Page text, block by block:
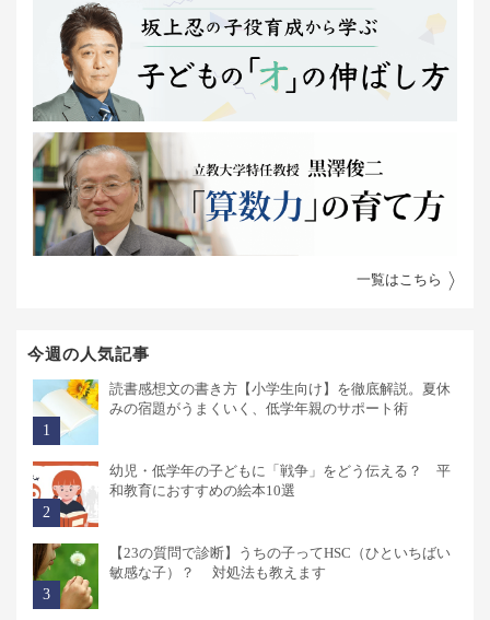
一覧はこちら
今週の人気記事
読書感想文の書き方【小学生向け】を徹底解説。夏休
みの宿題がうまくいく、低学年親のサポート術
幼児・低学年の子どもに「戦争」をどう伝える？ 平
和教育におすすめの絵本10選
【23の質問で診断】うちの子ってHSC（ひといちばい
敏感な子）？ 対処法も教えます